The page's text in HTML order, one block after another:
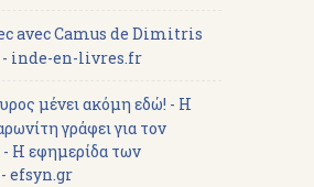
avec Camus de Dimitris
inde-en-livres.fr
μένει ακόμη εδώ! - Η
γράφει για τον
Η εφημερίδα των
efsyn.gr